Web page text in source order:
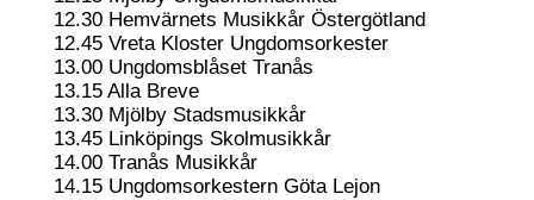
12.30 Hemvärnets Musikkår Östergötland
12.45 Vreta Kloster Ungdomsorkester
13.00 Ungdomsblåset Tranås
13.15 Alla Breve
13.30 Mjölby Stadsmusikkår
13.45 Linköpings Skolmusikkår
14.00 Tranås Musikkår
14.15 Ungdomsorkestern Göta Lejon